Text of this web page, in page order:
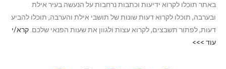
באתר תוכלו לקרוא ידיעות וכתבות נרחבות על הנעשה בעיר אילת
ובערבה, תוכלו לקרוא דעות שונות של תושבי אילת והערבה, תוכלו להביע
דעות, לפתור תשבצים, לקרוא עצות ולגוון את שעות הפנאי שלכם. קרא/י
עוד >>>